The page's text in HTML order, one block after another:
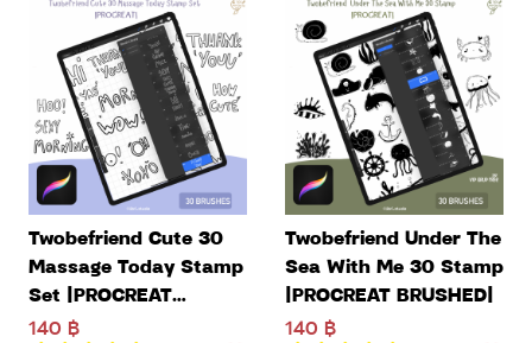
Twobefriend Cute 30
Massage Today Stamp
Set |PROCREAT
BRUSHED|
140 ฿
Twobefriend Under The
Sea With Me 30 Stamp
|PROCREAT BRUSHED|
140 ฿